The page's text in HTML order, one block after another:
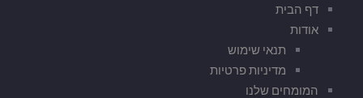
דף הבית
אודות
תנאי שימוש
מדיניות פרטיות
המומחים שלנו